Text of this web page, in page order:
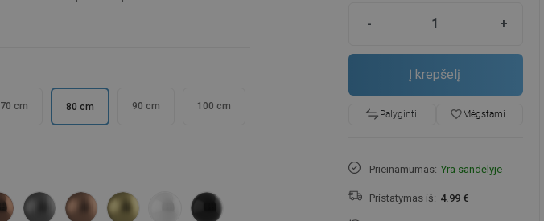
70 cm 80 cm 90 cm 100 cm
- +
Į krepšelį
Palyginti favorite_borderMėgstami
Prieinamumas: Yra sandėlyje
Pristatymas iš: 4.99 €